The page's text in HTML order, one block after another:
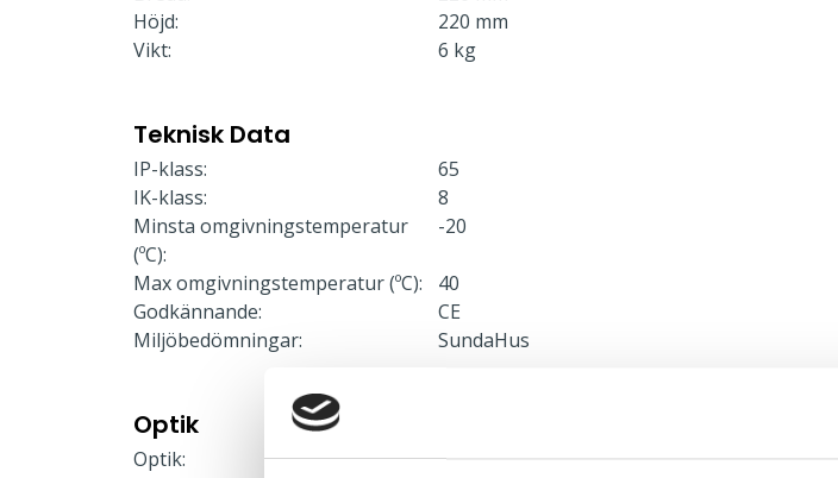
Höjd:
220 mm
Vikt:
6 kg
Teknisk Data
IP-klass:
65
IK-klass:
8
Minsta omgivningstemperatur
(ºC):
-20
Max omgivningstemperatur (ºC):
40
Godkännande:
CE
Miljöbedömningar:
SundaHus
Optik
Optik: T3